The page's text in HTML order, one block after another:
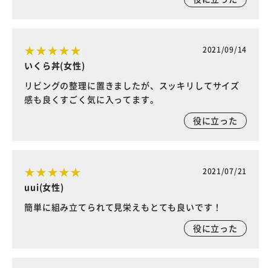
2021/09/14
いくら丼(女性)
リビングの整理に置きましたが、スッキリしてサイズ
感も良くすごく気に入ってます。
役に立った
2021/07/21
uui(女性)
簡単に組み立てられて見栄えもとても良いです！
役に立った